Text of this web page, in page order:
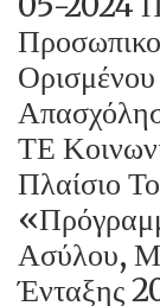
ΤΕ
Πλαίσιο
Ασύλου,
Ένταξης